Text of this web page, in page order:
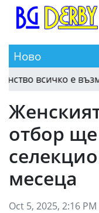
Ново
16:31 Борил
отбор
месеца
Oct 5, 2025, 2:16 PM